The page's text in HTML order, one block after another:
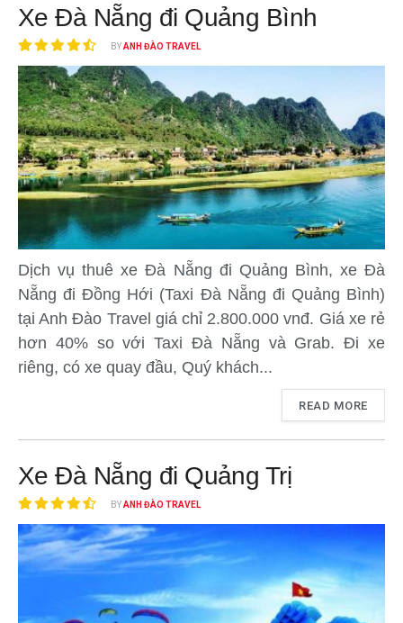
Xe Đà Nẵng đi Quảng Bình
BYANH ĐÀO TRAVEL
Dịch vụ thuê xe Đà Nẵng đi Quảng Bình, xe Đà
Nẵng đi Đồng Hới (Taxi Đà Nẵng đi Quảng Bình)
tại Anh Đào Travel giá chỉ 2.800.000 vnđ. Giá xe rẻ
hơn 40% so với Taxi Đà Nẵng và Grab. Đi xe
riêng, có xe quay đầu, Quý khách...
READ MORE
Xe Đà Nẵng đi Quảng Trị
BYANH ĐÀO TRAVEL